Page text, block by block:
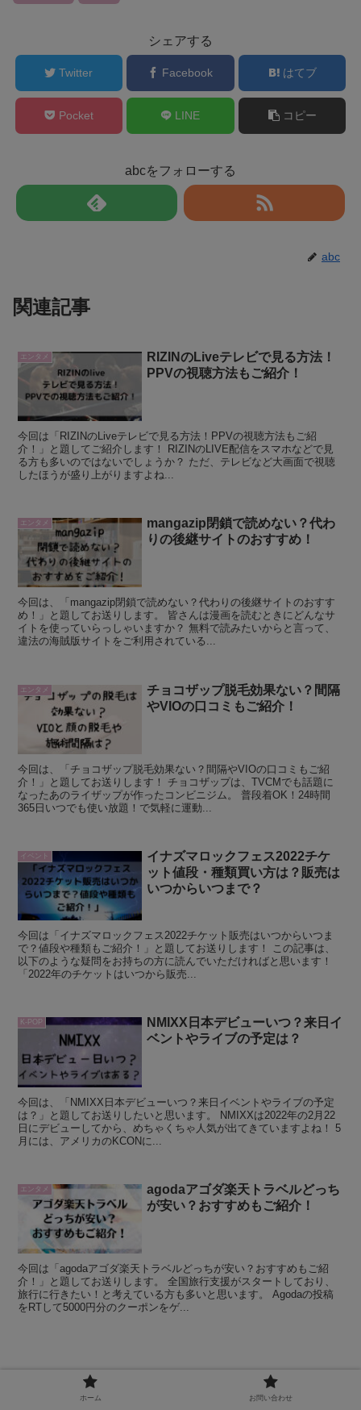
シェアする
Twitter Facebook はてブ
Pocket LINE コピー
abcをフォローする
abc
関連記事
エンタメ
RIZINのLiveテレビで見る方法！
PPVの視聴方法もご紹介！
今回は「RIZINのLiveテレビで見る方法！PPVの視聴方法もご紹
介！」と題してご紹介します！ RIZINのLIVE配信をスマホなどで見
る方も多いのではないでしょうか？ ただ、テレビなど大画面で視聴
したほうが盛り上がりますよね...
エンタメ
mangazip閉鎖で読めない？代わ
りの後継サイトのおすすめ！
今回は、「mangazip閉鎖で読めない？代わりの後継サイトのおすす
め！」と題してお送りします。 皆さんは漫画を読むときにどんなサ
イトを使っていらっしゃいますか？ 無料で読みたいからと言って、
違法の海賊版サイトをご利用されている...
エンタメ
チョコザップ脱毛効果ない？間隔
やVIOの口コミもご紹介！
今回は、「チョコザップ脱毛効果ない？間隔やVIOの口コミもご紹
介！」と題してお送りします！ チョコザップは、TVCMでも話題に
なったあのライザップが作ったコンビニジム。 普段着OK！24時間
365日いつでも使い放題！で気軽に運動...
イベント
イナズマロックフェス2022チケ
ット値段・種類買い方は？販売は
いつからいつまで？
今回は「イナズマロックフェス2022チケット販売はいつからいつま
で？値段や種類もご紹介！」と題してお送りします！ この記事は、
以下のような疑問をお持ちの方に読んでいただければと思います！
「2022年のチケットはいつから販売...
K-POP
NMIXX日本デビューいつ？来日イ
ベントやライブの予定は？
今回は、「NMIXX日本デビューいつ？来日イベントやライブの予定
は？」と題してお送りしたいと思います。 NMIXXは2022年の2月22
日にデビューしてから、めちゃくちゃ人気が出てきていますよね！ 5
月には、アメリカのKCONに...
エンタメ
agodaアゴダ楽天トラベルどっち
が安い？おすすめもご紹介！
今回は「agodaアゴダ楽天トラベルどっちが安い？おすすめもご紹
介！」と題してお送りします。 全国旅行支援がスタートしており、
旅行に行きたい！と考えている方も多いと思います。 Agodaの投稿
をRTして5000円分のクーポンをゲ...
ディズニーファストパス廃止はなぜ？FP
ホーム お問い合わせ